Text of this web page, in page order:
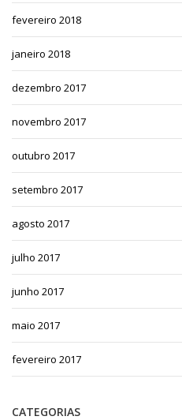
fevereiro 2018
janeiro 2018
dezembro 2017
novembro 2017
outubro 2017
setembro 2017
agosto 2017
julho 2017
junho 2017
maio 2017
fevereiro 2017
CATEGORIAS